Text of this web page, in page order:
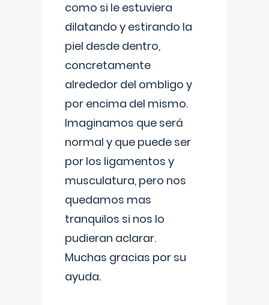
como si le estuviera
dilatando y estirando la
piel desde dentro,
concretamente
alrededor del ombligo y
por encima del mismo.
Imaginamos que será
normal y que puede ser
por los ligamentos y
musculatura, pero nos
quedamos mas
tranquilos si nos lo
pudieran aclarar.
Muchas gracias por su
ayuda.